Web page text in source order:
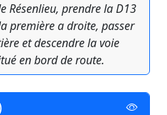
Résenlieu, prendre la D13
première a droite, passer
et descendre la voie
en bord de route.